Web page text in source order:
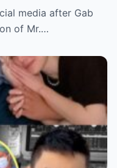
ng Pamilya
ang
media after Gab
of Mr.…